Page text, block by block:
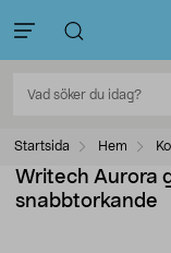
Startsida Hem
Writech Aurora
snabbtorkande